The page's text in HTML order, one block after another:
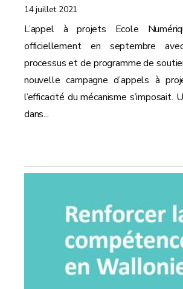
14 juillet 2021
L’appel à projets Ecole
officiellement en septembre
processus et de programme de
nouvelle campagne d’appels à
l’efficacité du mécanisme
dans...